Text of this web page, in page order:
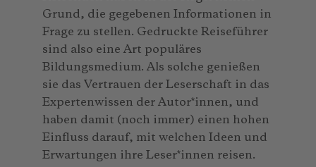
Grund, die gegebenen Informationen in
Frage zu stellen. Gedruckte Reiseführer
sind also eine Art populäres
Bildungsmedium. Als solche genießen
sie das Vertrauen der Leserschaft in das
Expertenwissen der Autor*innen, und
haben damit (noch immer) einen hohen
Einfluss darauf, mit welchen Ideen und
Erwartungen ihre Leser*innen reisen.